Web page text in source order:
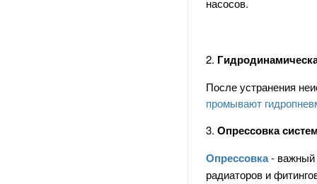
насосов.
2.
После устранения
промывают
3. Опрессовка
Опрессовка- важный
радиаторов и